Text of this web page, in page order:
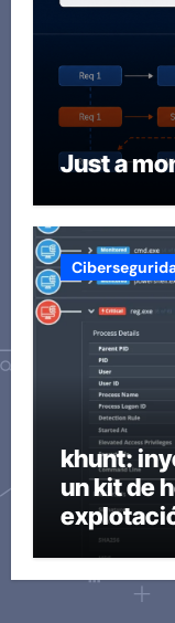
Just a
khunt:
un kit de